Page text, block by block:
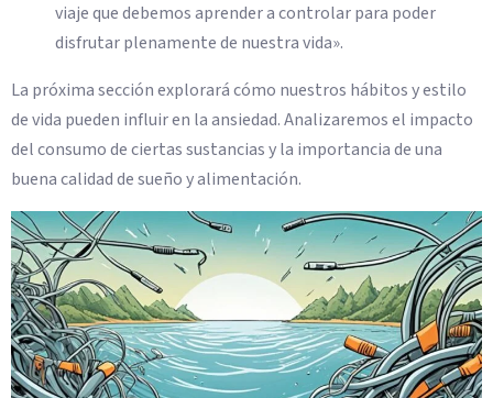
viaje que debemos aprender a controlar para poder
disfrutar plenamente de nuestra vida».
La próxima sección explorará cómo nuestros hábitos y estilo
de vida pueden influir en la ansiedad. Analizaremos el impacto
del consumo de ciertas sustancias y la importancia de una
buena calidad de sueño y alimentación.